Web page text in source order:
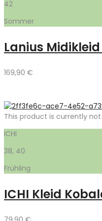
42
Sommer
Lanius
169,90 €
This product is currently
ICHI
38, 40
Frühling
ICHI Kleid